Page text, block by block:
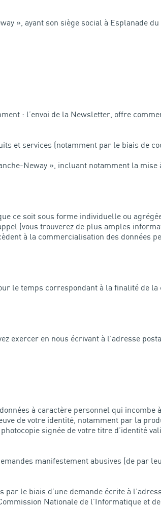
», ayant son siège social à Esplanade du
: l’envoi de la Newsletter, offre
et services (notamment par le biais de
Neway », incluant notamment la
ce soit sous forme individuelle ou
(vous trouverez de plus amples
à la commercialisation des données
le temps correspondant à la finalité de la
exercer en nous écrivant à l’adresse
à caractère personnel qui incombe
de votre identité, notamment par la
signée de votre titre d’identité
manifestement abusives (de par
le biais d’une demande écrite à
Nationale de l’Informatique et